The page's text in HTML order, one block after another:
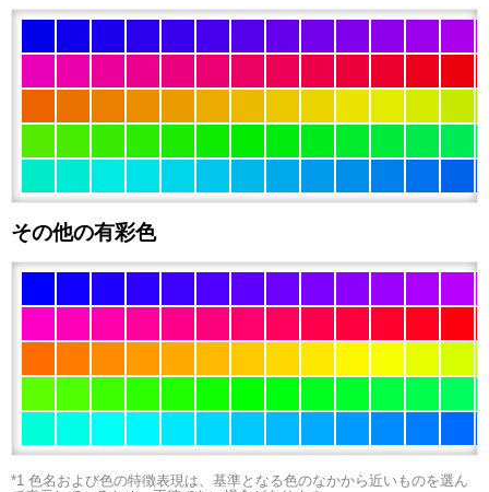
その他の有彩色
*1 色名および色の特徴表現は、基準となる色のなかから近いものを選ん